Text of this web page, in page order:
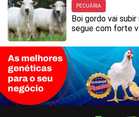
PECUÁRIA
Boi gordo vai
segue com forte